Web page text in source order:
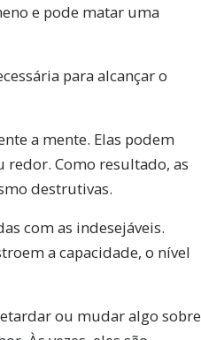
e pode matar uma
para alcançar o
a mente. Elas podem
redor. Como resultado, as
destrutivas.
com as indesejáveis.
a capacidade, o nível
ou mudar algo sobre